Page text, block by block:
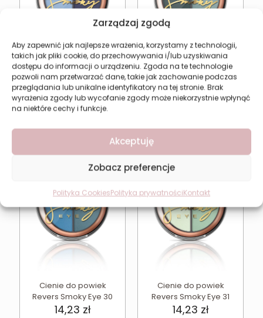
Zarządzaj zgodą
Aby zapewnić jak najlepsze wrażenia, korzystamy z technologii,
takich jak pliki cookie, do przechowywania i/lub uzyskiwania
dostępu do informacji o urządzeniu. Zgoda na te technologie
pozwoli nam przetwarzać dane, takie jak zachowanie podczas
przeglądania lub unikalne identyfikatory na tej stronie. Brak
wyrażenia zgody lub wycofanie zgody może niekorzystnie wpłynąć
na niektóre cechy i funkcje.
Akceptuję
Zobacz preferencje
Polityka CookiesPolityka prywatnościKontakt
Cienie do powiek
Revers Smoky Eye 28
14,23zł
Cienie do powiek
Revers Smoky Eye 29
14,23zł
Cienie do powiek
Revers Smoky Eye 30
14,23 zł
Cienie do powiek
Revers Smoky Eye 31
14,23 zł